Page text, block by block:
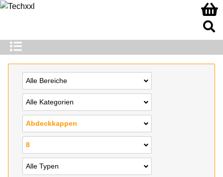
Alle Bereiche
Alle Kategorien
Abdeckkappen
8
Alle Typen